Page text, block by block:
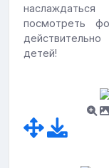
посмотреть
детей!